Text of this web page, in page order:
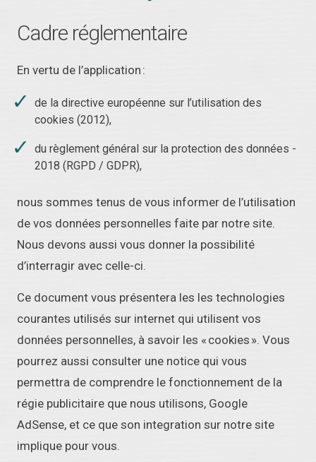
Cadre réglementaire
En vertu de l’application :
de la directive européenne sur l’utilisation des
cookies (2012),
du règlement général sur la protection des données -
2018 (RGPD / GDPR),
nous sommes tenus de vous informer de l’utilisation
de vos données personnelles faite par notre site.
Nous devons aussi vous donner la possibilité
d’interragir avec celle-ci.
Ce document vous présentera les les technologies
courantes utilisés sur internet qui utilisent vos
données personnelles, à savoir les « cookies ». Vous
pourrez aussi consulter une notice qui vous
permettra de comprendre le fonctionnement de la
régie publicitaire que nous utilisons, Google
AdSense, et ce que son integration sur notre site
implique pour vous.